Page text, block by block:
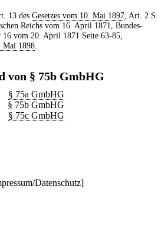
13 des Gesetzes vom 10. Mai 1897, Art. 2 S.
Reichs vom 16. April 1871, Bundes-
16 vom 20. April 1871 Seite 63-85,
Mai 1898
von § 75b GmbHG
§ 75a GmbHG
§ 75b GmbHG
§ 75c GmbHG
Datenschutz]